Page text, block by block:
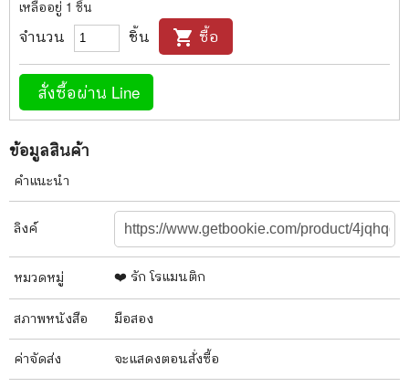
เหลืออยู่ 1 ชิ้น
จำนวน ชิ้น shopping_cart ซื้อ
สั่งซื้อผ่าน Line
ข้อมูลสินค้า
คำแนะนำ
ลิงค์
หมวดหมู่ ❤️ รัก โรแมนติก
สภาพหนังสือ มือสอง
ค่าจัดส่ง จะแสดงตอนสั่งซื้อ